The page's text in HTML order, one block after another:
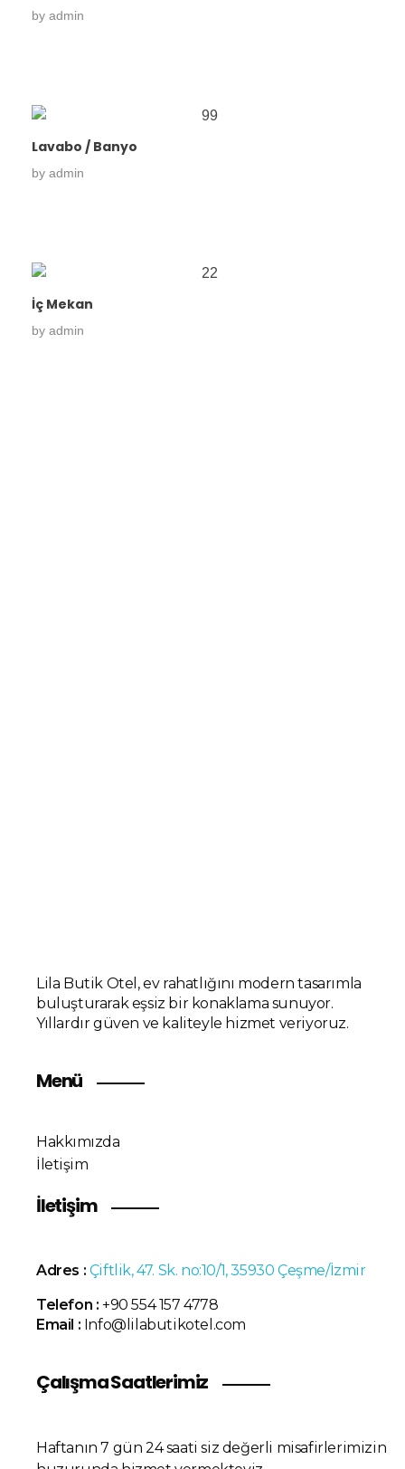
by admin
Lavabo / Banyo
by admin
İç Mekan
by admin
Lila Butik Otel, ev rahatlığını modern tasarımla
buluşturarak eşsiz bir konaklama sunuyor.
Yıllardır güven ve kaliteyle hizmet veriyoruz.
Menü
Hakkımızda
İletişim
İletişim
Adres : Çiftlik, 47. Sk. no:10/1, 35930 Çeşme/İzmir
Telefon : +90 554 157 4778
Email : Info@lilabutikotel.com
Çalışma Saatlerimiz
Haftanın 7 gün 24 saati siz değerli misafirlerimizin